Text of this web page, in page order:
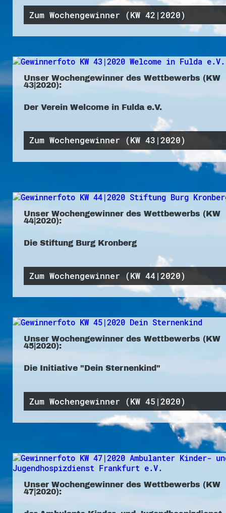
Zum Wochengewinner (KW 42|2020)
Unser Wochengewinner des Wettbewerbs (KW
43|2020):
Der Verein Welcome in Fulda e.V.
Zum Wochengewinner (KW 43|2020)
Unser Wochengewinner des Wettbewerbs (KW
44|2020):
Die Stiftung Burg Kronberg
Zum Wochengewinner (KW 44|2020)
Unser Wochengewinner des Wettbewerbs (KW
45|2020):
Die Initiative "Dein Sternenkind"
Zum Wochengewinner (KW 45|2020)
Unser Wochengewinner des Wettbewerbs (KW
47|2020):